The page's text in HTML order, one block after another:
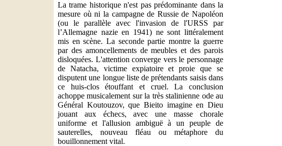
La trame historique n'est pas prédominante dans la
mesure où ni la campagne de Russie de Napoléon
(ou le parallèle avec l'invasion de l'URSS par
l’Allemagne nazie en 1941) ne sont littéralement
mis en scène. La seconde partie montre la guerre
par des amoncellements de meubles et des parois
disloquées. L'attention converge vers le personnage
de Natacha, victime expiatoire et proie que se
disputent une longue liste de prétendants saisis dans
ce huis-clos étouffant et cruel. La conclusion
achoppe musicalement sur la très stalinienne ode au
Général Koutouzov, que Bieito imagine en Dieu
jouant aux échecs, avec une masse chorale
uniforme et l'allusion ambiguë à un peuple de
sauterelles, nouveau fléau ou métaphore du
bouillonnement vital.